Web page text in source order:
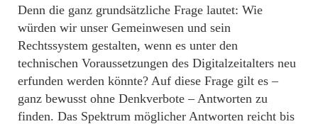
Denn die ganz grundsätzliche Frage lautet: Wie
würden wir unser Gemeinwesen und sein
Rechtssystem gestalten, wenn es unter den
technischen Voraussetzungen des Digitalzeitalters neu
erfunden werden könnte? Auf diese Frage gilt es –
ganz bewusst ohne Denkverbote – Antworten zu
finden. Das Spektrum möglicher Antworten reicht bis